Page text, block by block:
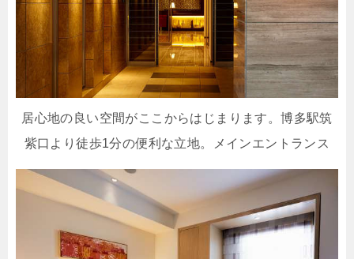
居心地の良い空間がここからはじまります。博多駅筑
紫口より徒歩1分の便利な立地。メインエントランス